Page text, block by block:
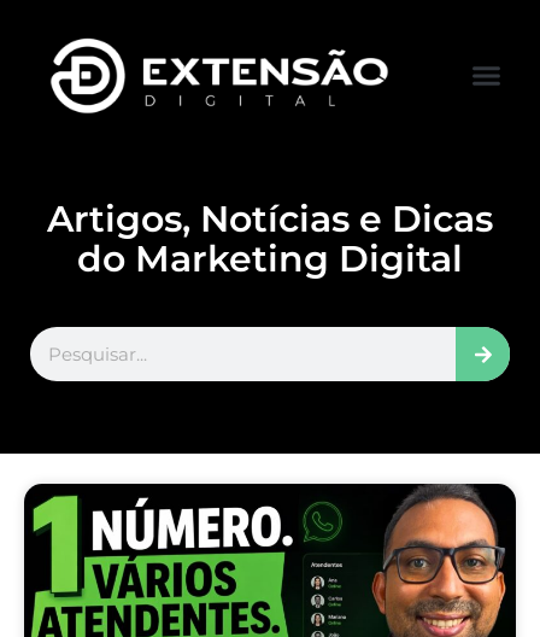
Artigos, Notícias e Dicas
do Marketing Digital